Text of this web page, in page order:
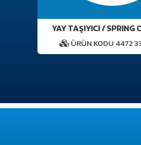
YAY TAŞIYICI / SPRING
ÜRÜN KODU 4472